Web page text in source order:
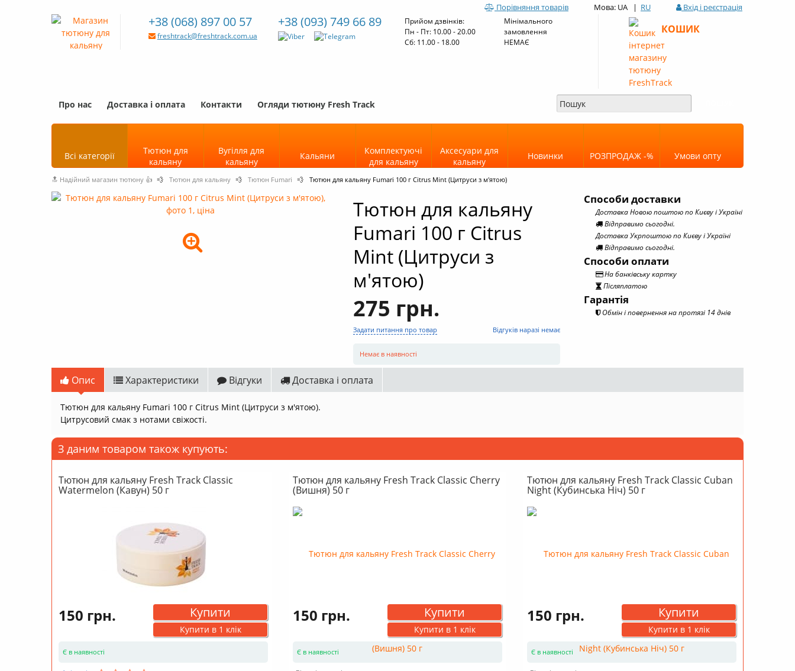
Порівняння товарів Мова: UA | RU Вхід і реєстрація
+38 (068) 897 00 57
freshtrack@freshtrack.com.ua
+38 (093) 749 66 89
Прийом дзвінків:
Пн - Пт: 10.00 - 20.00
Cб: 11.00 - 18.00
Мінімального
замовлення
НЕМАЄ
КОШИК
Про нас Доставка і оплата Контакти Огляди тютюну Fresh Track
Всі категорії
Тютюн для
кальяну
Вугілля для
кальяну
Кальяни
Комплектуючі
для кальяну
Аксесуари для
кальяну
Новинки РОЗПРОДАЖ -% Умови опту
🔝 Надійний магазин тютюну 👍 💨 Тютюн для кальяну 💨 Тютюн Fumari 💨 Тютюн для кальяну Fumari 100 г Citrus Mint (Цитруси з м'ятою)
Тютюн для кальяну
Fumari 100 г Citrus
Mint (Цитруси з
м'ятою)
275 грн.
Задати питання про товар Відгуків наразі немає
Немає в наявності
Способи доставки
Доставка Новою поштою по Києву і Україні
Відправимо сьогодні.
Доставка Укрпоштою по Києву і Україні
Відправимо сьогодні.
Способи оплати
На банківську картку
Післяплатою
Гарантія
Обмін і повернення на протязі 14 днів
Опис Характеристики Відгуки Доставка і оплата
Тютюн для кальяну Fumari 100 г Citrus Mint (Цитруси з м'ятою).
Цитрусовий смак з нотами свіжості.
З даним товаром також купують:
Тютюн для кальяну Fresh Track Classic
Watermelon (Кавун) 50 г
150 грн. Купити
Купити в 1 клік
Є в наявності
Тютюн для кальяну Fresh Track Classic Cherry
(Вишня) 50 г
150 грн. Купити
Купити в 1 клік
Є в наявності
Тютюн для кальяну Fresh Track Classic Cuban
Night (Кубинська Ніч) 50 г
150 грн. Купити
Купити в 1 клік
Є в наявності